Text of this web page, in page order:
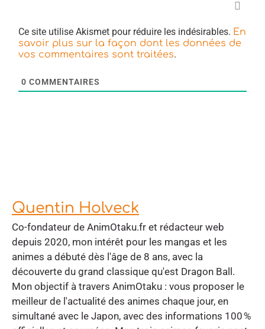
Ce site utilise Akismet pour réduire les indésirables. En
savoir plus sur la façon dont les données de
vos commentaires sont traitées.
0 COMMENTAIRES
Quentin Holveck
Co-fondateur de AnimOtaku.fr et rédacteur web
depuis 2020, mon intérêt pour les mangas et les
animes a débuté dès l'âge de 8 ans, avec la
découverte du grand classique qu'est Dragon Ball.
Mon objectif à travers AnimOtaku : vous proposer le
meilleur de l'actualité des animes chaque jour, en
simultané avec le Japon, avec des informations 100 %